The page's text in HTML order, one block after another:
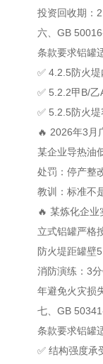
投资回收期：
六、GB
条款要求铝罐
✅ 4.2.5防火
✅ 5.2.2甲B/
✅ 5.2.5防火
🔥 2026年3月
某企业导热油
处罚：停产整
教训：标准不
🔥 某炼化企业
立式铝罐严格
防火堤距罐壁
消防演练：3
年避免火灾损
七、GB
条款要求铝罐
✅ 结构强度承